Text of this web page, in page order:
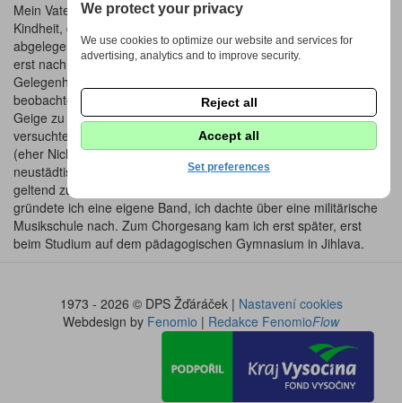
Mein Vater war ein Dorflehrer und so verbrachte ich meine
Kindheit, die vom Krieg gezeichnet war, in einem kleinen
abgelegenem Dorf – Odranice. Zur Musik kam ich relativ spät,
erst nach dem Kriegsende mit 10 Jahren, hatte ich die
Gelegenheit erstmals Musik live zu hören. Aufmerksam
beobachtete ich die Musiker bei Ihren Auftritten und begann
Geige zu spielen. Zufälligerweise bekam ich eine Trompete, ich
versuchte durch Selbstlernen darauf zu sielen, meine Künste
(eher Nichtkünste) versuchte ich im Schulorchester der
neustädtischen Grundschule, geleitet vom Herrn Lehrer Ferkl,
geltend zu machen. Die Musik hat mich fasziniert, mit 14 Jahren
gründete ich eine eigene Band, ich dachte über eine militärische
Musikschule nach. Zum Chorgesang kam ich erst später, erst
beim Studium auf dem pädagogischen Gymnasium in Jihlava.
1973 - 2026 © DPS Žďáráček | Nastavení cookies
Webdesign by Fenomio | Redakce FenomioFlow
We protect your privacy
We use cookies to optimize our website and services for
advertising, analytics and to improve security.
Reject all
Accept all
Set preferences